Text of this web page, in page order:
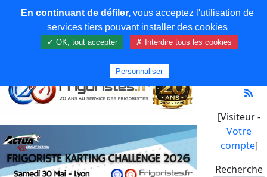
[Visiteur -
Votre
compte]
Recherche
En continuant de défiler,vous acceptez l'utilisation de
services tiers pouvant installer des cookies
✓ OK, tout accepter ✗ Interdire tous les cookies
Personnaliser